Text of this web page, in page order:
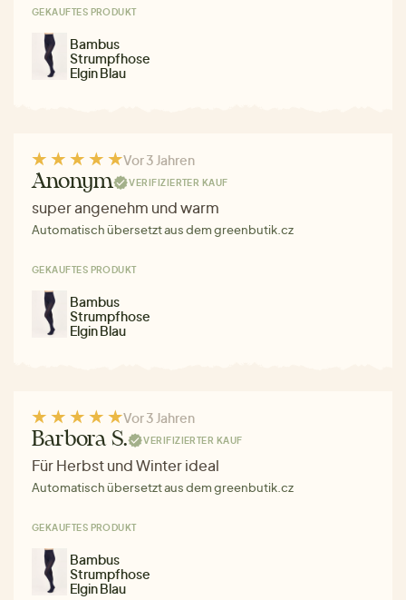
GEKAUFTES PRODUKT
Bambus
Strumpfhose
Elgin Blau
Vor 3 Jahren
Anonym VERIFIZIERTER KAUF
super angenehm und warm
Automatisch übersetzt aus dem greenbutik.cz
GEKAUFTES PRODUKT
Bambus
Strumpfhose
Elgin Blau
Vor 3 Jahren
Barbora S. VERIFIZIERTER KAUF
Für Herbst und Winter ideal
Automatisch übersetzt aus dem greenbutik.cz
GEKAUFTES PRODUKT
Bambus
Strumpfhose
Elgin Blau